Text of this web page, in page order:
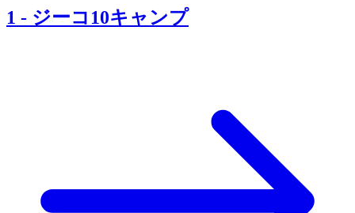
1 - ジーコ10キャンプ